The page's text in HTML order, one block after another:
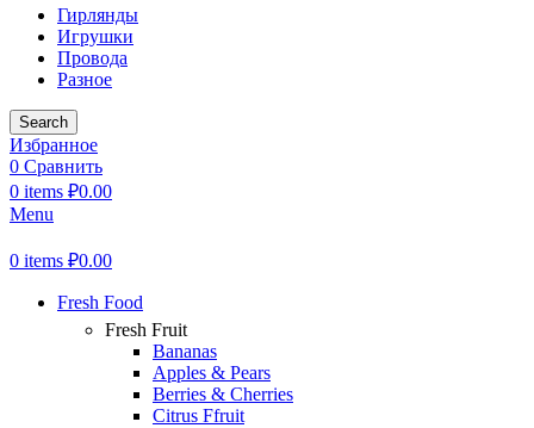
Гирлянды
Игрушки
Провода
Разное
Search
Избранное
0 Сравнить
0 items ₽0.00
Menu
0 items ₽0.00
Fresh Food
Fresh Fruit
Bananas
Apples & Pears
Berries & Cherries
Citrus Ffruit